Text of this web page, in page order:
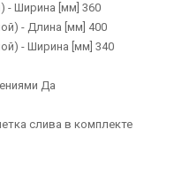
- Ширина [мм] 360
- Длина [мм] 400
- Ширина [мм] 340
Да
слива в комплекте